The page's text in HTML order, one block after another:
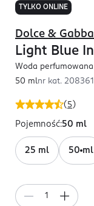
TYLKO ONLINE
( 5 )
Dolce &
Light Blue
Woda
50 mlnr kat.
Pojemność:50 ml
25 ml 50 ml